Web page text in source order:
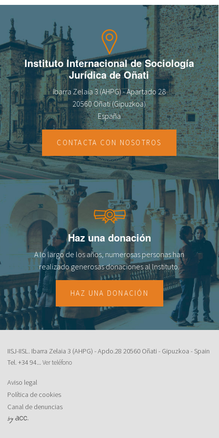
Sobre el IISJ
Residencia Antia
FAQ
Oñati
Calendario
Galería de fotos
es
en
Instituto Internacional de Sociología
Jurídica de Oñati
Ibarra Zelaia 3 (AHPG) - Apartado 28
20560 Oñati (Gipuzkoa)
España
CONTACTA CON NOSOTROS
Haz una donación
A lo largo de los años, numerosas personas han
realizado generosas donaciones al lnstituto.
HAZ UNA DONACIÓN
IISJ-IISL. Ibarra Zelaia 3 (AHPG) - Apdo.28 20560 Oñati - Gipuzkoa - Spain
Tel. +34 94... Ver teléfono
Aviso legal
Política de cookies
Canal de denuncias